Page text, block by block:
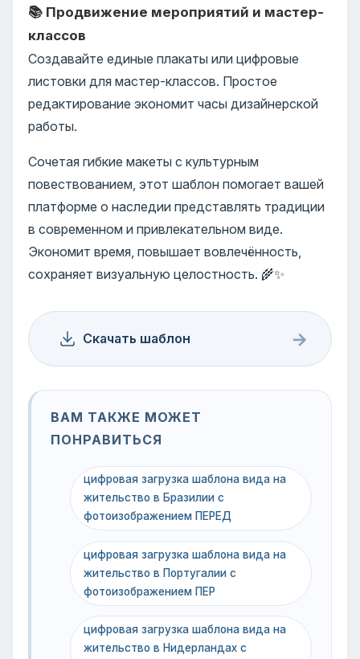
📚 Продвижение мероприятий и мастер-
классов
Создавайте единые плакаты или цифровые
листовки для мастер-классов. Простое
редактирование экономит часы дизайнерской
работы.
Сочетая гибкие макеты с культурным
повествованием, этот шаблон помогает вашей
платформе о наследии представлять традиции
в современном и привлекательном виде.
Экономит время, повышает вовлечённость,
сохраняет визуальную целостность. 🌾✨
Скачать шаблон →
ВАМ ТАКЖЕ МОЖЕТ
ПОНРАВИТЬСЯ
цифровая загрузка шаблона вида на
жительство в Бразилии с
фотоизображением ПЕРЕД
цифровая загрузка шаблона вида на
жительство в Португалии с
фотоизображением ПЕР
цифровая загрузка шаблона вида на
жительство в Нидерландах с